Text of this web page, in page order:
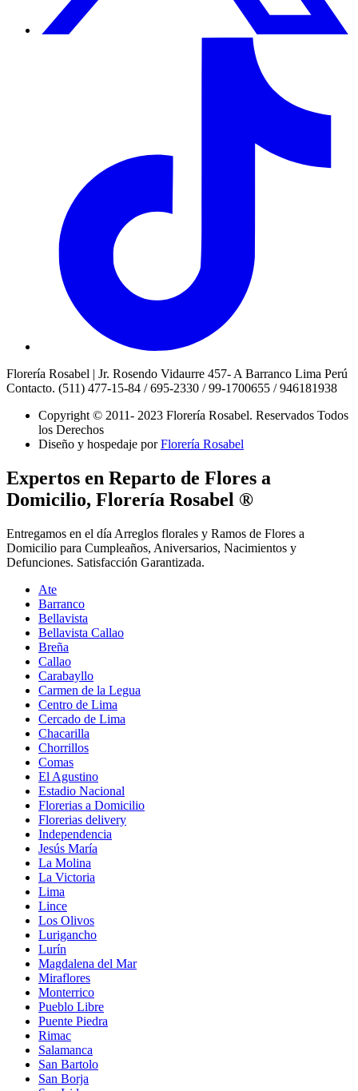
Florería Rosabel | Jr. Rosendo Vidaurre 457- A Barranco Lima Perú
Contacto. (511) 477-15-84 / 695-2330 / 99-1700655 / 946181938
Copyright © 2011- 2023 Florería Rosabel. Reservados Todos
los Derechos
Diseño y hospedaje porFlorería Rosabel
Expertos en Reparto de Flores a
Domicilio, Florería Rosabel ®
Entregamos en el día Arreglos florales y Ramos de Flores a
Domicilio para Cumpleaños, Aniversarios, Nacimientos y
Defunciones. Satisfacción Garantizada.
Ate
Barranco
Bellavista
Bellavista Callao
Breña
Callao
Carabayllo
Carmen de la Legua
Centro de Lima
Cercado de Lima
Chacarilla
Chorrillos
Comas
El Agustino
Estadio Nacional
Florerias a Domicilio
Florerias delivery
Independencia
Jesús María
La Molina
La Victoria
Lima
Lince
Los Olivos
Lurigancho
Lurín
Magdalena del Mar
Miraflores
Monterrico
Pueblo Libre
Puente Piedra
Rimac
Salamanca
San Bartolo
San Borja